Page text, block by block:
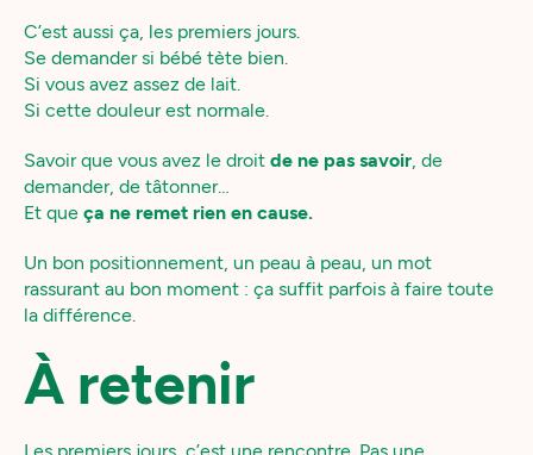
C’est aussi ça, les premiers jours.
Se demander si bébé tète bien.
Si vous avez assez de lait.
Si cette douleur est normale.
Savoir que vous avez le droit de ne pas savoir, de
demander, de tâtonner…
Et que ça ne remet rien en cause.
Un bon positionnement, un peau à peau, un mot
rassurant au bon moment : ça suffit parfois à faire toute
la différence.
À retenir